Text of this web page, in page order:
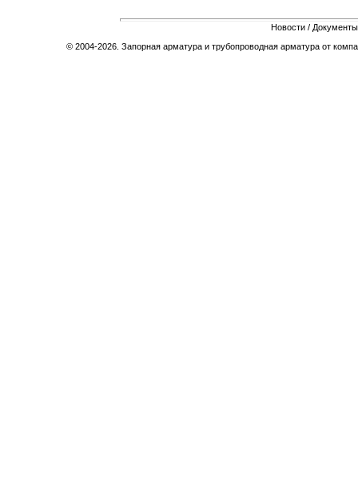
Новости / Документы
© 2004-2026. Запорная арматура и трубопроводная арматура от